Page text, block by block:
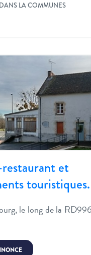
LA COMMUNES
et
touristiques.
le long de la RD996